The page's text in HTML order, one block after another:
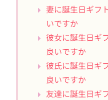
妻に誕生日ギフ
いですか
彼女に誕生日ギ
良いですか
彼氏に誕生日ギ
良いですか
友達に誕生日ギ